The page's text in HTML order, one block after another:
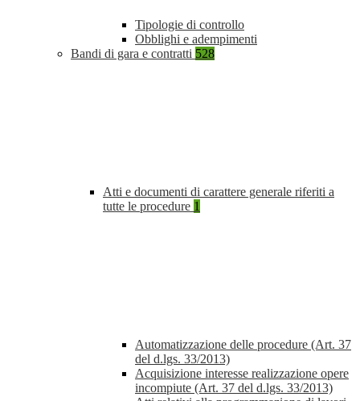
Tipologie di controllo
Obblighi e adempimenti
Bandi di gara e contratti 528
Atti e documenti di carattere generale riferiti a
tutte le procedure 1
Automatizzazione delle procedure (Art. 37
del d.lgs. 33/2013)
Acquisizione interesse realizzazione opere
incompiute (Art. 37 del d.lgs. 33/2013)